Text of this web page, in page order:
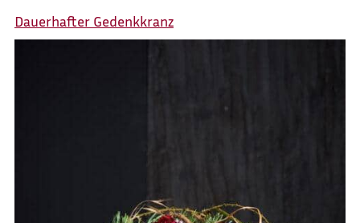
Dauerhafter Gedenkkranz